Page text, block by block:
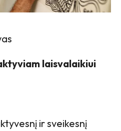
laisvalaikiui
ir sveikesnį